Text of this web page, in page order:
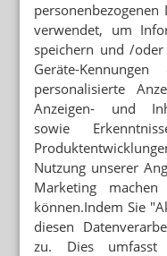
personenbezogenen
verwendet, um
speichern und /oder
Geräte-
personalisierte
Anzeigen- und
sowie
Nutzung unserer
Marketing
können.Indem Sie
diesen
zu. Dies umfasst